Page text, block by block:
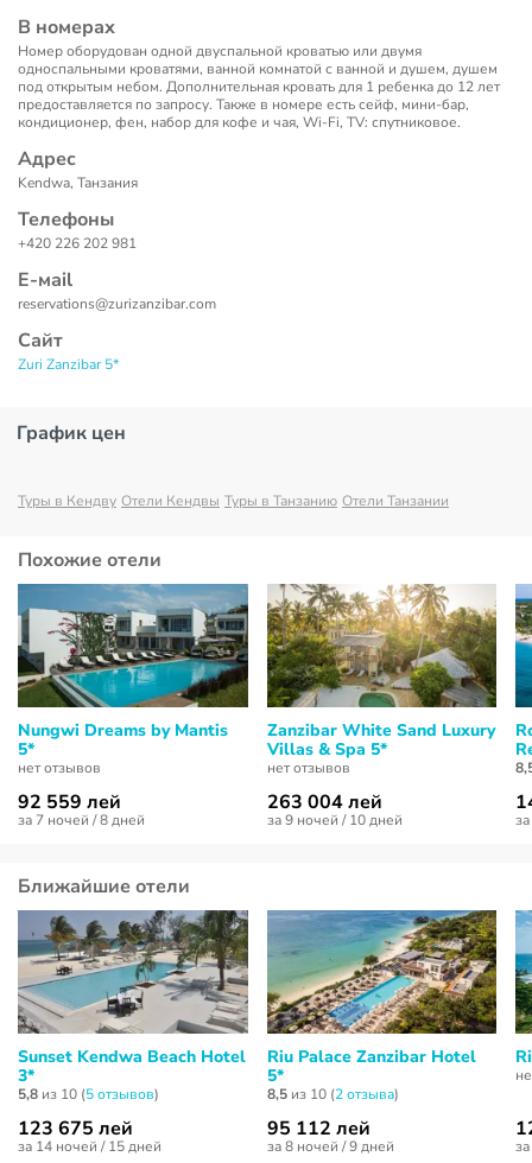
В номерах
Номер оборудован одной двуспальной кроватью или двумя
односпальными кроватями, ванной комнатой с ванной и душем, душем
под открытым небом. Дополнительная кровать для 1 ребенка до 12 лет
предоставляется по запросу. Также в номере есть сейф, мини-бар,
кондиционер, фен, набор для кофе и чая, Wi-Fi, TV: спутниковое.
Адрес
Kendwa, Танзания
Телефоны
+420 226 202 981
Е-маil
reservations@zurizanzibar.com
Сайт
Zuri Zanzibar 5*
График цен
Туры в Кендву Отели Кендвы Туры в Танзанию Отели Танзании
Похожие отели
Nungwi Dreams by Mantis
5*
нет отзывов
92 559 лей
за 7 ночей / 8 дней
Zanzibar White Sand Luxury
Villas & Spa 5*
нет отзывов
263 004 лей
за 9 ночей / 10 дней
Ближайшие отели
Sunset Kendwa Beach Hotel
3*
5,8 из 10 (5 отзывов)
123 675 лей
за 14 ночей / 15 дней
Riu Palace Zanzibar Hotel
5*
8,5из 10 (2 отзывa)
95 112 лей
за 8 ночей / 9 дней